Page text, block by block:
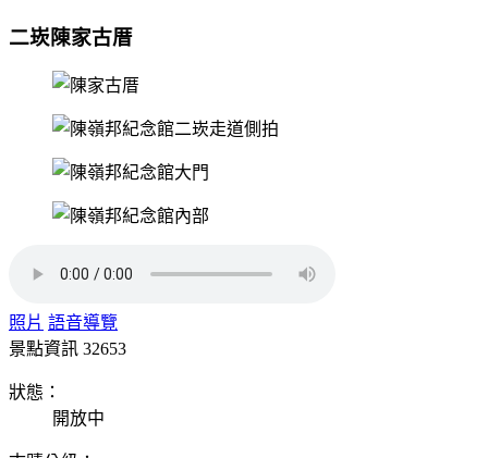
二崁陳家古厝
照片 語音導覽
景點資訊 32653
狀態：
開放中